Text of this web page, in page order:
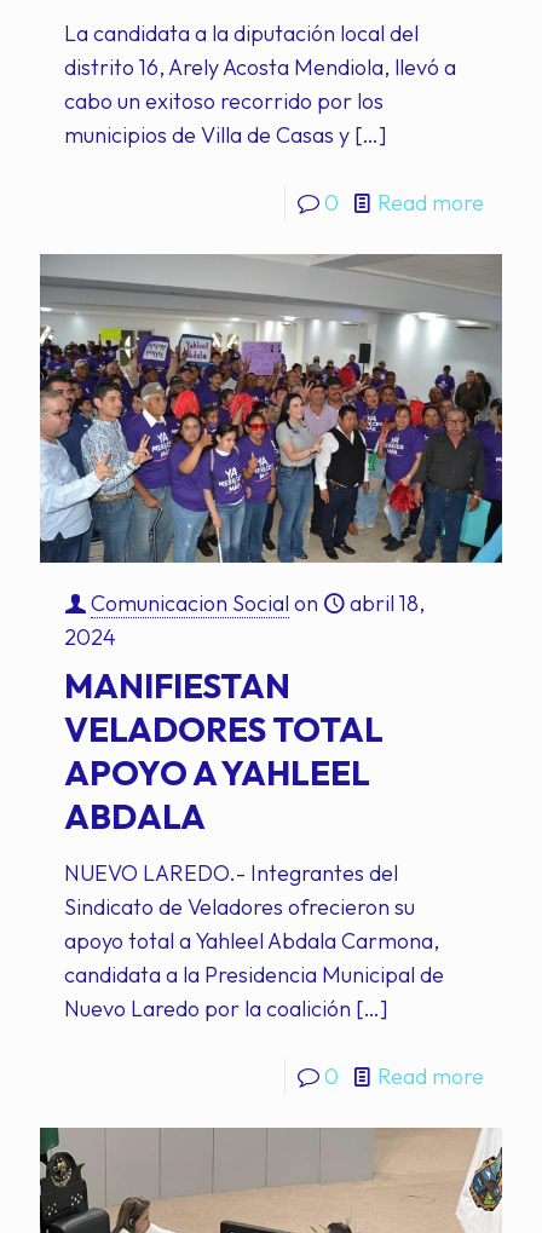
La candidata a la diputación local del
distrito 16, Arely Acosta Mendiola, llevó a
cabo un exitoso recorrido por los
municipios de Villa de Casas y […]
0 Read more
Comunicacion Social on
abril 18,
2024
MANIFIESTAN
VELADORES TOTAL
APOYO A YAHLEEL
ABDALA
NUEVO LAREDO.- Integrantes del
Sindicato de Veladores ofrecieron su
apoyo total a Yahleel Abdala Carmona,
candidata a la Presidencia Municipal de
Nuevo Laredo por la coalición […]
0 Read more